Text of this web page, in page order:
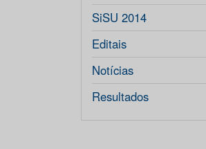
SiSU 2014
Editais
Notícias
Resultados